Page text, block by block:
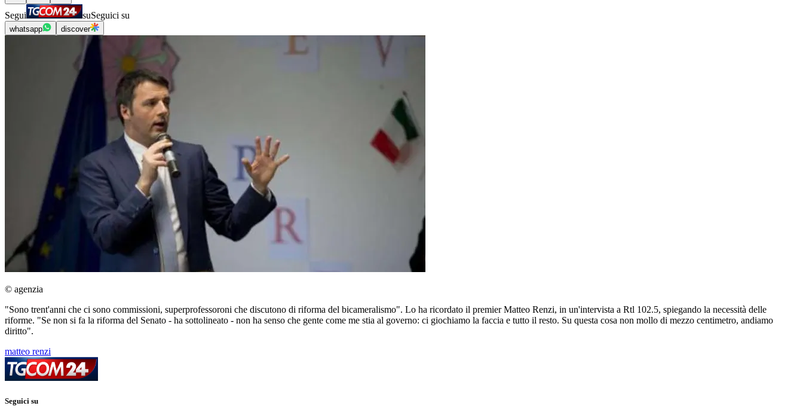
Segui suSeguici su
whatsapp discover
© agenzia
"Sono trent'anni che ci sono commissioni, superprofessoroni che discutono di riforma del bicameralismo". Lo ha ricordato il premier Matteo Renzi, in un'intervista a Rtl 102.5, spiegando la necessità delle
riforme. "Se non si fa la riforma del Senato - ha sottolineato - non ha senso che gente come me stia al governo: ci giochiamo la faccia e tutto il resto. Su questa cosa non mollo di mezzo centimetro, andiamo
diritto".
matteo renzi
Seguici su